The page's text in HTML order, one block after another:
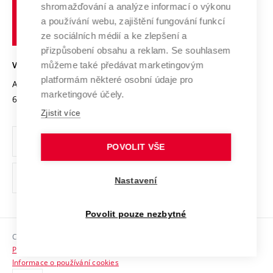
Transfer znalostí
Open Science
Projekty
Projekty ze strukturálních fondů
Specifický výzkum
Služby univerzity
Mezinárodní dohody
Univerzitní sítě
Udržitelná univerzita
Podnikavá univerzita / ContriBUTe
Bezpečná univerzita
Vyznamenání
Organizační struktura
Ochrana osobních údajů
odkaz)
Sociální bezpečí
HR Award
učení
technické
VYSOKÉ UČENÍ TECHNICKÉ V BRNĚ
Antonínská 548/1
602 00 Brno
www.vut.cz
vut@vutbr.cz
Copyright © 2026 VUT
Prohlášení o přístupnosti
Informace o používání cookies
shromažďování a analýze informací o výkonu
a používání webu, zajištění fungování funkcí
ze sociálních médií a ke zlepšení a
přizpůsobení obsahu a reklam. Se souhlasem
můžeme také předávat marketingovým
platformám některé osobní údaje pro
marketingové účely.
Zjistit více
POVOLIT VŠE
Nastavení
Povolit pouze nezbytné